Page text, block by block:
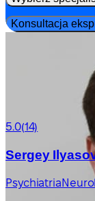
Konsultacja
5.0(14)
Sergey
Psychiatria